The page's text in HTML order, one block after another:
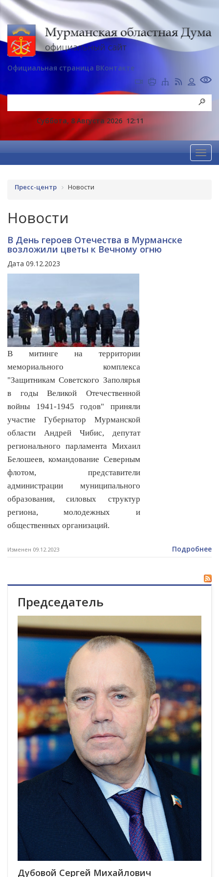
Официальная страница ВКонтакте
Суббота, 8 Августа 2026 12:11
Пресс-центр Новости
Новости
В День героев Отечества в Мурманске
возложили цветы к Вечному огню
Дата 09.12.2023
В митинге на территории
мемориального комплекса
"Защитникам Советского Заполярья
в годы Великой Отечественной
войны 1941-1945 годов" приняли
участие Губернатор Мурманской
области Андрей Чибис, депутат
регионального парламента Михаил
Белошеев, командование Северным
флотом, представители
администрации муниципального
образования, силовых структур
региона, молодежных и
общественных организаций.
Изменен 09.12.2023 Подробнее
Председатель
Дубовой Сергей Михайлович